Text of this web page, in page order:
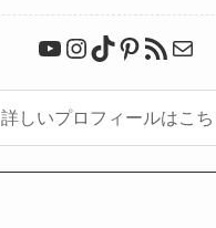
YouTube Instagram TikTok Pinterest RSS フィードメール
詳しいプロフィールはこち